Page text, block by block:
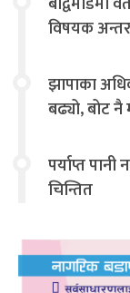
विषयक
झापाका
बढ्यो, बोट नै
पर्याप्त पानी
चिन्तित